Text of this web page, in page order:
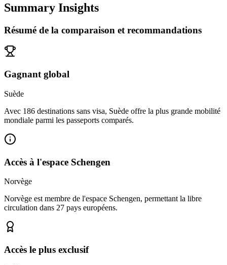
Summary Insights
Résumé de la comparaison et recommandations
Gagnant global
Suède
Avec 186 destinations sans visa, Suède offre la plus grande mobilité
mondiale parmi les passeports comparés.
Accès à l'espace Schengen
Norvège
Norvège est membre de l'espace Schengen, permettant la libre
circulation dans 27 pays européens.
Accès le plus exclusif